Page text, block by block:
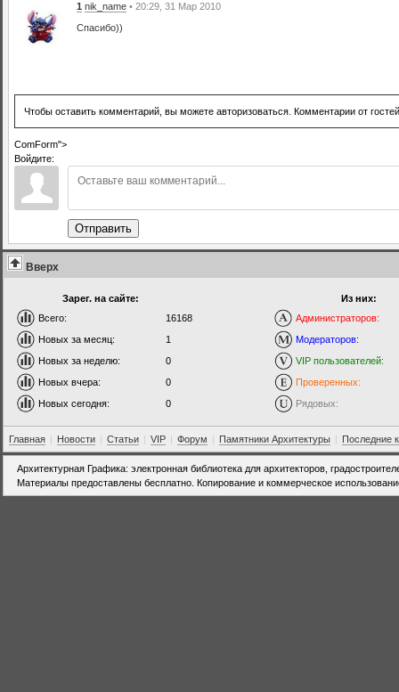
1 nik_name • 20:29, 31 Мар 2010
Спасибо))
Чтобы оставить комментарий, вы можете авторизоваться. Комментарии от
ComForm">
Войдите:
Отправить
Вверх
Зарег. на сайте:
Всего:
16168
Новых за месяц:
1
Новых за неделю:
0
Новых вчера:
0
Новых сегодня:
0
Из них:
Администраторов:
Модераторов:
VIP пользователей:
Проверенных:
Рядовых:
Главная | Новости | Статьи | VIP | Форум | Памятники Архитектуры | Последние
Архитектурная Графика: электронная библиотека для архитекторов,
Материалы предоставлены бесплатно. Копирование и коммерческое